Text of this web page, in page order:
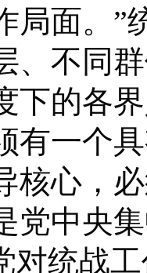
局面。”
、不同
下的各
有一个
核心，
党中央
对统战